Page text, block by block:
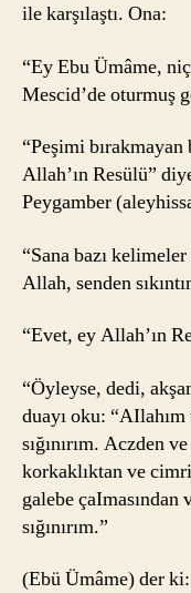
ile karşılaştı. Ona:
“Ey Ebu Ümâme,
Mescid’de oturmuş
“Peşimi bırakmayan
Allah’ın Resülü”
Peygamber
“Sana bazı
Allah, senden
“Evet, ey Allah’ın
“Öyleyse, dedi,
duayı oku:
sığınırım. Aczden
korkaklıktan ve
galebe çaImasından
sığınırım.”
(Ebü Ümâme) der